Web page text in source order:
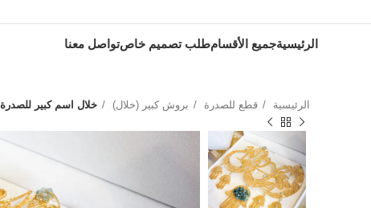
الرئيسيةجميع الأقسامطلب تصميم خاصتواصل معنا
الرئيسية قطع للصدرة بروش كبير (خلال) خلال اسم كبير للصدرة